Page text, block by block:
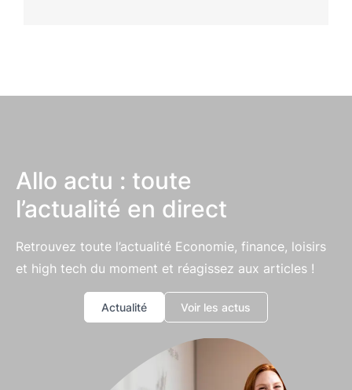
Allo actu : toute
l’actualité en direct
Retrouvez toute l’actualité Economie, finance, loisirs
et high tech du moment et réagissez aux articles !
Actualité Voir les actus